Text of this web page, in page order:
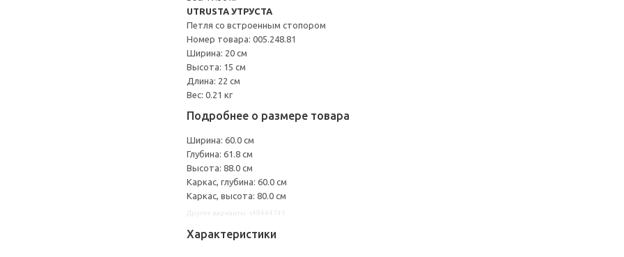
UTRUSTA УТРУСТА
Петля со встроенным стопором
Номер товара: 005.248.81
Ширина: 20 см
Высота: 15 см
Длина: 22 см
Вес: 0.21 кг
Подробнее о размере товара
Ширина: 60.0 см
Глубина: 61.8 см
Высота: 88.0 см
Каркас, глубина: 60.0 см
Каркас, высота: 80.0 см
Характеристики